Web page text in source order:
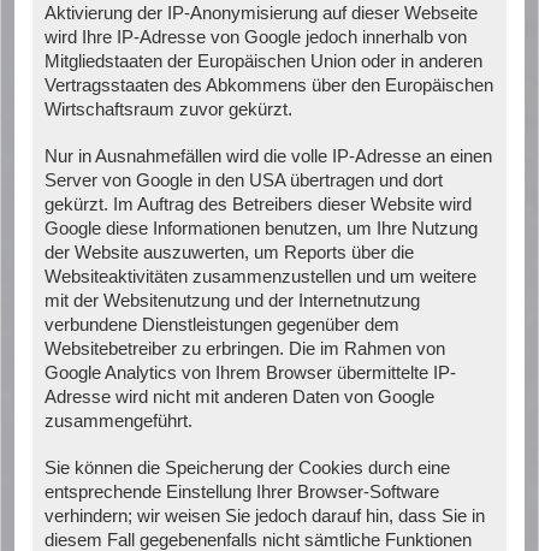
Aktivierung der IP-Anonymisierung auf dieser Webseite
wird Ihre IP-Adresse von Google jedoch innerhalb von
Mitgliedstaaten der Europäischen Union oder in anderen
Vertragsstaaten des Abkommens über den Europäischen
Wirtschaftsraum zuvor gekürzt.
Nur in Ausnahmefällen wird die volle IP-Adresse an einen
Server von Google in den USA übertragen und dort
gekürzt. Im Auftrag des Betreibers dieser Website wird
Google diese Informationen benutzen, um Ihre Nutzung
der Website auszuwerten, um Reports über die
Websiteaktivitäten zusammenzustellen und um weitere
mit der Websitenutzung und der Internetnutzung
verbundene Dienstleistungen gegenüber dem
Websitebetreiber zu erbringen. Die im Rahmen von
Google Analytics von Ihrem Browser übermittelte IP-
Adresse wird nicht mit anderen Daten von Google
zusammengeführt.
Sie können die Speicherung der Cookies durch eine
entsprechende Einstellung Ihrer Browser-Software
verhindern; wir weisen Sie jedoch darauf hin, dass Sie in
diesem Fall gegebenenfalls nicht sämtliche Funktionen